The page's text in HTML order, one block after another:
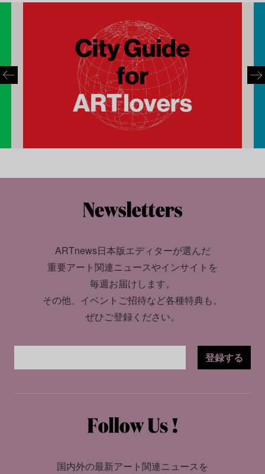
ARTnews日本版エディターが選んだ
重要アート関連ニュースやインサイトを
毎週お届けします。
その他、イベントご招待など各種特典も。
ぜひご登録ください。
登録する
国内外の最新アート関連ニュースを